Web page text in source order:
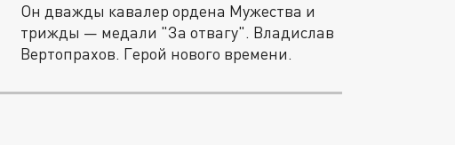
Он дважды кавалер ордена Мужества и
трижды — медали "За отвагу". Владислав
Вертопрахов. Герой нового времени.